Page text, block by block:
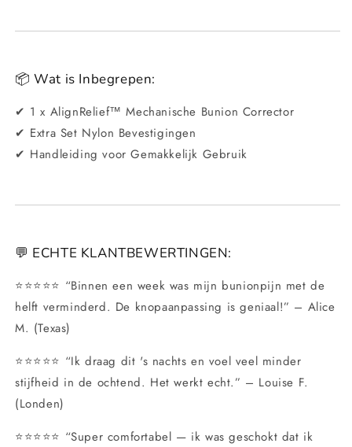
📦 Wat is Inbegrepen:
✔ 1 x AlignRelief™ Mechanische Bunion Corrector
✔ Extra Set Nylon Bevestigingen
✔ Handleiding voor Gemakkelijk Gebruik
💬 ECHTE KLANTBEWERTINGEN:
⭐⭐⭐⭐⭐ “Binnen een week was mijn bunionpijn met de
helft verminderd. De knopaanpassing is geniaal!” – Alice
M. (Texas)
⭐⭐⭐⭐⭐ “Ik draag dit 's nachts en voel veel minder
stijfheid in de ochtend. Het werkt echt.” – Louise F.
(Londen)
⭐⭐⭐⭐⭐ “Super comfortabel — ik was geschokt dat ik